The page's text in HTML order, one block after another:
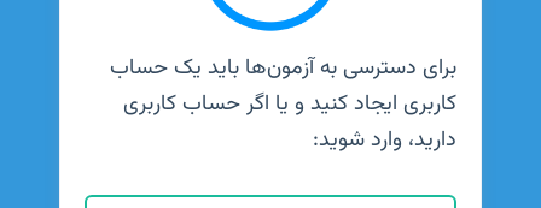
برای دسترسی به آزمون‌ها باید یک حساب
کاربری ایجاد کنید و یا اگر حساب کاربری
دارید، وارد شوید: